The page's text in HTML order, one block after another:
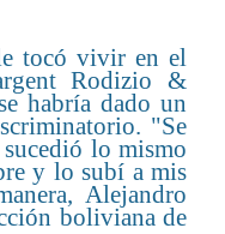
tocó vivir en el
Rodizio &
habría dado un
"Se
lo mismo
y lo subí a mis
Alejandro
boliviana de